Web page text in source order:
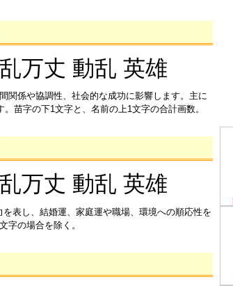
万丈 動乱 英雄
関係や協調性、社会的な成功に影響します。主に
苗字の下1文字と、名前の上1文字の合計画数。
万丈 動乱 英雄
表し、結婚運、家庭運や職場、環境への順応性を
字の場合を除く。